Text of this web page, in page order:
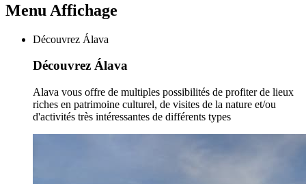
Menu Affichage
Découvrez Álava
Découvrez Álava
Alava vous offre de multiples possibilités de profiter de lieux
riches en patrimoine culturel, de visites de la nature et/ou
d'activités très intéressantes de différents types